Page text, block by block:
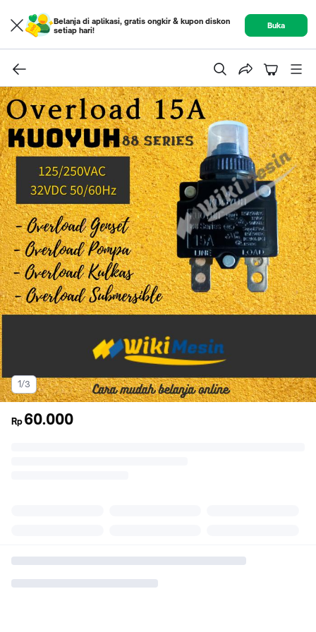
Belanja di aplikasi, gratis ongkir & kupon diskon
setiap hari!
Buka
1/3
Rp 60.000